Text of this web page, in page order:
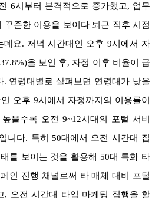
6시부터 본격적으로 증가했고, 업무
꾸준한 이용을 보이다 퇴근 직후 시점
데요. 저녁 시간대인 오후 9시에서 자
을 보인 후, 자정 이후 비율이 급
. 연령대별로 살펴보면 연령대가 낮을
오후 9시에서 자정까지의 이용률이
을수록 오전 9~12시대의 포털 서비
니다. 특히 50대에서 오전 시간대 집
를 보이는 것을 활용해 50대 특화 타
인 진행 채널로써 타 매체 대비 포털
, 오전 시간대 타임 마케팅 집행을 할